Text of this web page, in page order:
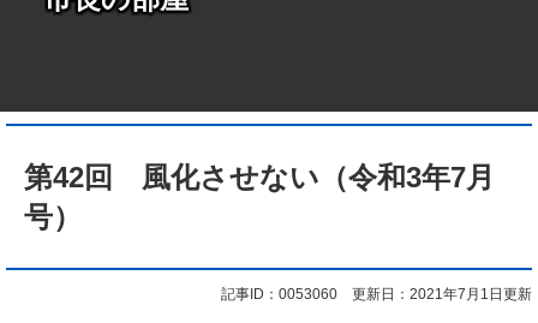
第42回 風化させない（令和3年7月
号）
記事ID：0053060 更新日：2021年7月1日更新